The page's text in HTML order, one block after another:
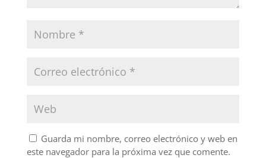
Guarda mi nombre, correo electrónico y web en
este navegador para la próxima vez que comente.